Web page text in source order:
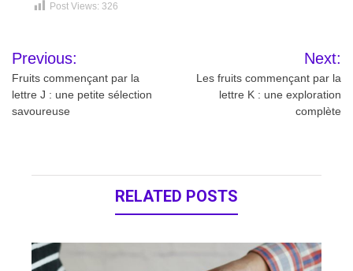
Post Views: 326
Navigation
de
l’article
Previous:
Fruits commençant par la
lettre J : une petite sélection
savoureuse
Next:
Les fruits commençant par la
lettre K : une exploration
complète
RELATED POSTS